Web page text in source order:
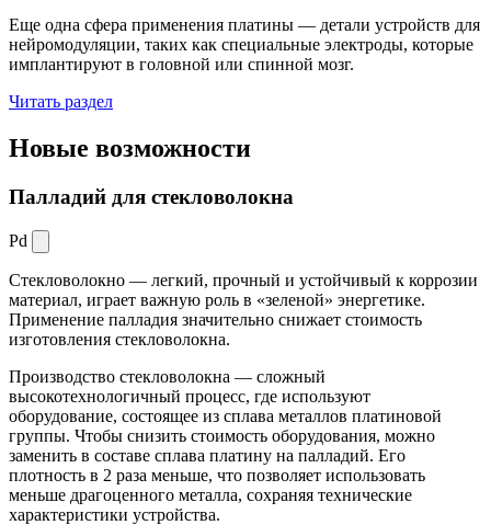
Еще одна сфера применения платины — детали устройств для
нейромодуляции, таких как специальные электроды, которые
имплантируют в головной или спинной мозг.
Читать раздел
Новые возможности
Палладий для стекловолокна
Pd
Стекловолокно — легкий, прочный и устойчивый к коррозии
материал, играет важную роль в «зеленой» энергетике.
Применение палладия значительно снижает стоимость
изготовления стекловолокна.
Производство стекловолокна — сложный
высокотехнологичный процесс, где используют
оборудование, состоящее из сплава металлов платиновой
группы. Чтобы снизить стоимость оборудования, можно
заменить в составе сплава платину на палладий. Его
плотность в 2 раза меньше, что позволяет использовать
меньше драгоценного металла, сохраняя технические
характеристики устройства.